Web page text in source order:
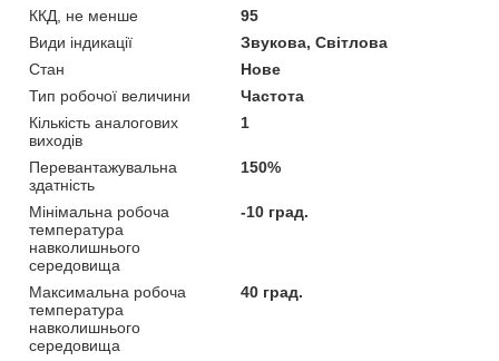
ККД, не менше
95
Види індикації
Звукова, Світлова
Стан
Нове
Тип робочої величини
Частота
Кількість аналогових
виходів
1
Перевантажувальна
здатність
150%
Мінімальна робоча
температура
навколишнього
середовища
-10 град.
Максимальна робоча
температура
навколишнього
середовища
40 град.